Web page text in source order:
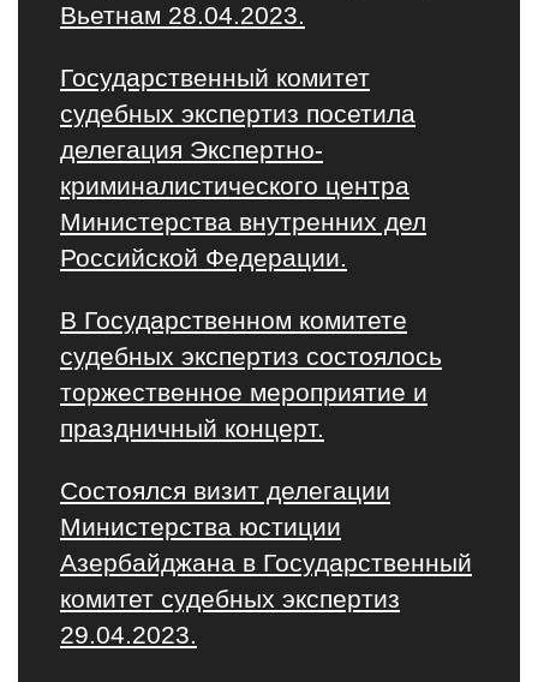
Вьетнам 28.04.2023.
Государственный комитет
судебных экспертиз посетила
делегация Экспертно-
криминалистического центра
Министерства внутренних дел
Российской Федерации.
В Государственном комитете
судебных экспертиз состоялось
торжественное мероприятие и
праздничный концерт.
Состоялся визит делегации
Министерства юстиции
Азербайджана в Государственный
комитет судебных экспертиз
29.04.2023.